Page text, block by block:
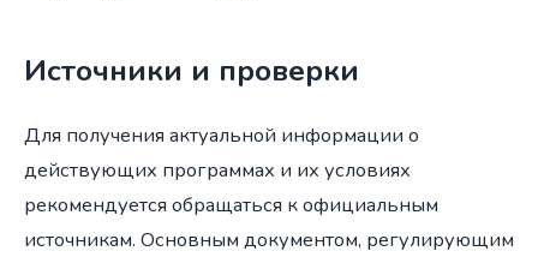
Источники и проверки
Для получения актуальной информации о
действующих программах и их условиях
рекомендуется обращаться к официальным
источникам. Основным документом, регулирующим